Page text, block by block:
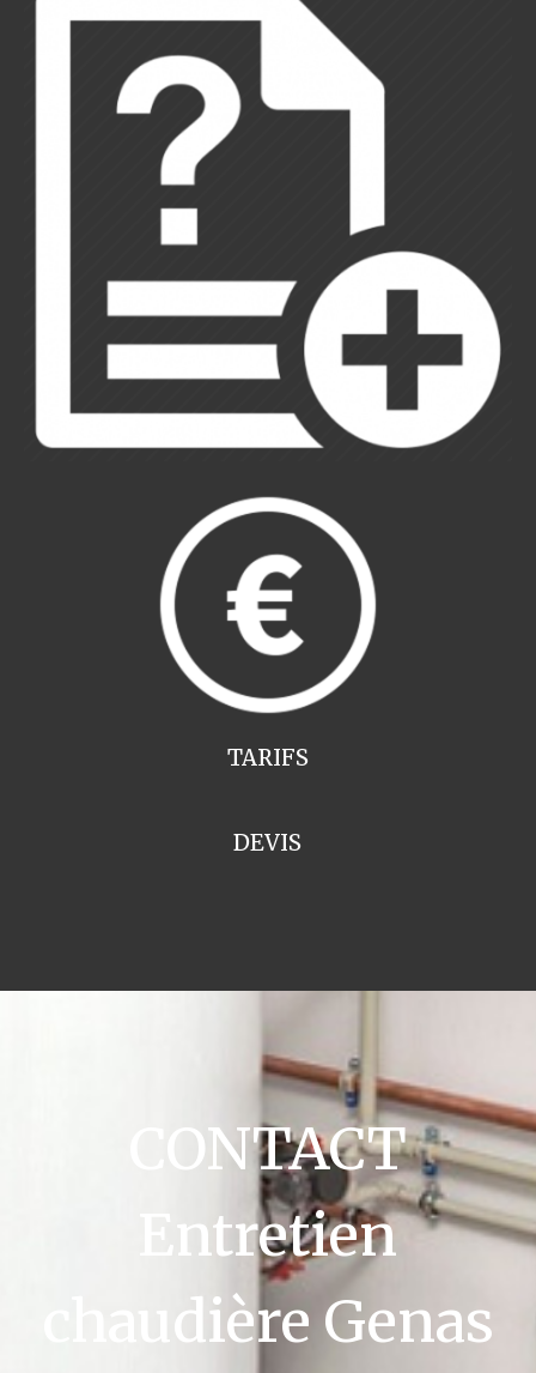
TARIFS
DEVIS
CONTACT
Entretien
chaudière Genas